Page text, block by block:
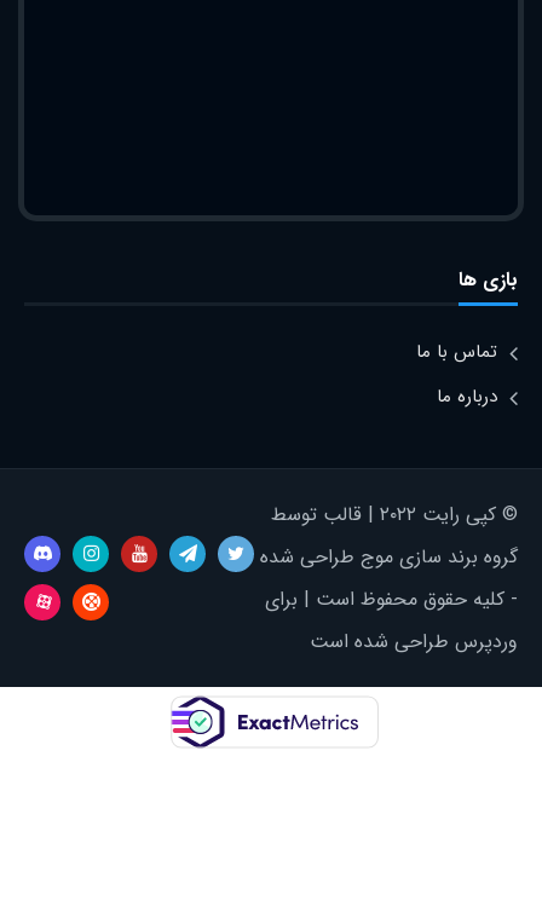
بازی ها
تماس با ما
درباره ما
© کپی رایت ۲۰۲۲ | قالب توسط
گروه برند سازی موج طراحی شده
- کلیه حقوق محفوظ است | برای
وردپرس طراحی شده است